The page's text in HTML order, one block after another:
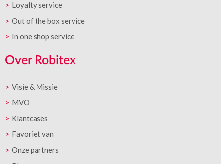
Loyalty service
Out of the box service
In one shop service
Over Robitex
Visie & Missie
MVO
Klantcases
Favoriet van
Onze partners